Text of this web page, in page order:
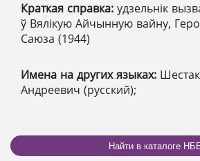
Краткая справка: удзельнік
ў Вялікую Айчынную вайну,
Саюза (1944)
Имена на других языках:
Андреевич (русский);
Найти в каталоге